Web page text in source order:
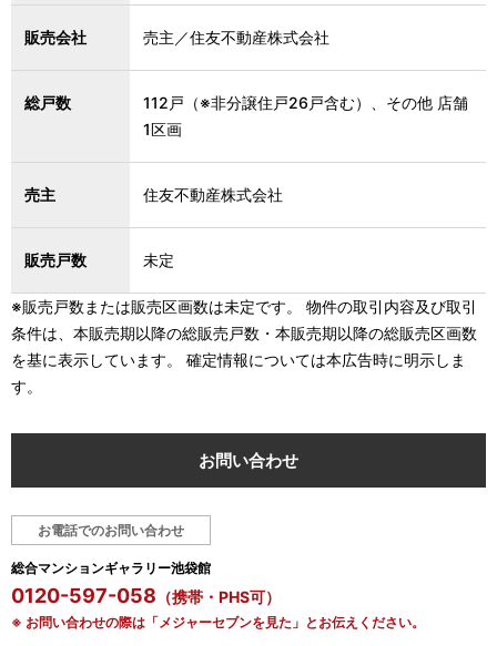
販売会社 売主／住友不動産株式会社
総戸数
112戸（※非分譲住戸26戸含む）、その他 店舗
1区画
売主 住友不動産株式会社
販売戸数 未定
※販売戸数または販売区画数は未定です。 物件の取引内容及び取引
条件は、本販売期以降の総販売戸数・本販売期以降の総販売区画数
を基に表示しています。 確定情報については本広告時に明示しま
す。
お問い合わせ
お電話でのお問い合わせ
総合マンションギャラリー池袋館
0120-597-058 （携帯・PHS可）
※ お問い合わせの際は「メジャーセブンを見た」とお伝えください。